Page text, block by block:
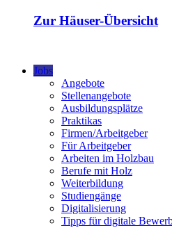
Zur Häuser-Übersicht
Jobs
Angebote
Stellenangebote
Ausbildungsplätze
Praktikas
Firmen/Arbeitgeber
Für Arbeitgeber
Arbeiten im Holzbau
Berufe mit Holz
Weiterbildung
Studiengänge
Digitalisierung
Tipps für digitale